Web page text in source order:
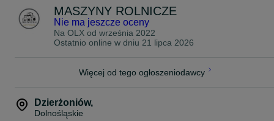
MASZYNY ROLNICZE
Nie ma jeszcze oceny
Na OLX od września 2022
Ostatnio online w dniu 21 lipca 2026
Więcej od tego ogłoszeniodawcy
Dzierżoniów,
Dolnośląskie